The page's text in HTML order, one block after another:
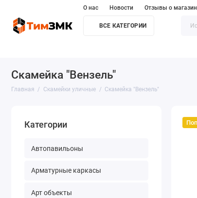
О нас Новости Отзывы о
ВСЕ КАТЕГОРИИ
Скамейка "Вензель"
Главная Скамейки уличные Скамейка "Вензель"
Категории
Автопавильоны
Арматурные каркасы
Арт объекты